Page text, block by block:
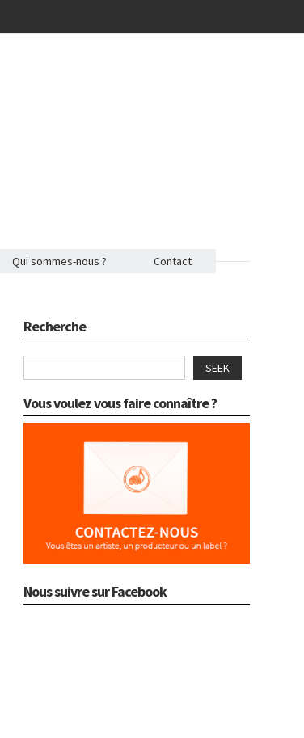
Qui sommes-nous ? Contact
Recherche
SEEK
Vous voulez vous faire connaître ?
Nous suivre sur Facebook